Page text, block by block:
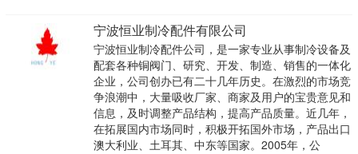
宁波恒业制冷配件有限公司
宁波恒业制冷配件公司，是一家专业从事制冷设备及
配套各种铜阀门、研究、开发、制造、销售的一体化
企业，公司创办已有二十几年历史。在激烈的市场竞
争浪潮中，大量吸收厂家、商家及用户的宝贵意见和
信息，及时调整产品结构，提高产品质量。近几年，
在拓展国内市场同时，积极开拓国外市场，产品出口
澳大利业、土耳其、中东等国家。2005年，公